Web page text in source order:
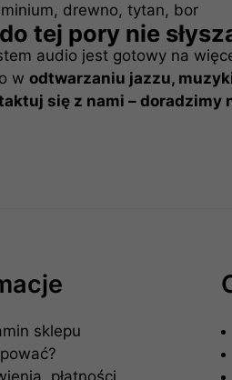
drewno, tytan, bor
tej pory nie
audio jest gotowy na
w odtwarzaniu jazzu,
się z nami –
sklepu